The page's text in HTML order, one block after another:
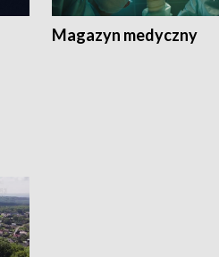
Magazyn medyczny